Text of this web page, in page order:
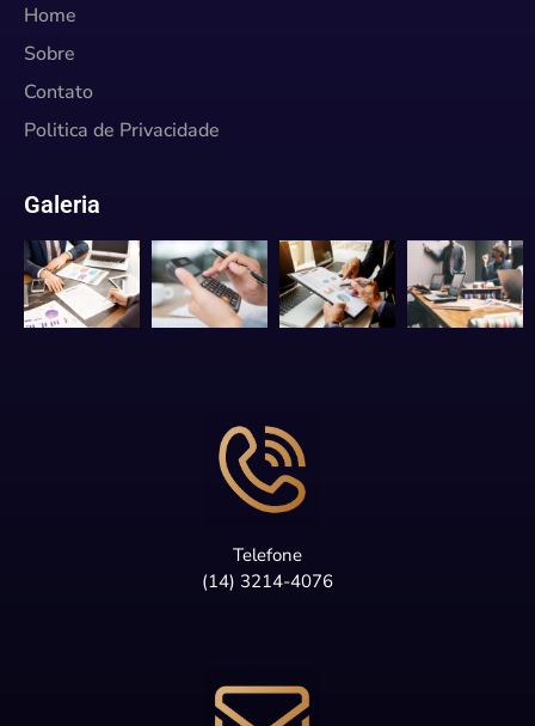
Home
Sobre
Contato
Politica de Privacidade
Galeria
Telefone
(14) 3214-4076